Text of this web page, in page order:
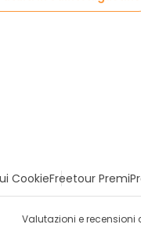
CookieFreetour Premi
Valutazioni e recensioni